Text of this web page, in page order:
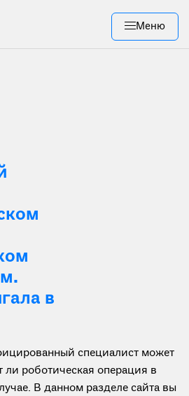
Меню
в
специалист может
ли роботическая операция в
В данном разделе сайта вы